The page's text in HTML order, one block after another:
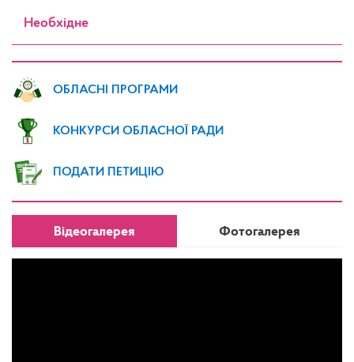
Необхідне
ОБЛАСНІ ПРОГРАМИ
КОНКУРСИ ОБЛАСНОЇ РАДИ
ПОДАТИ ПЕТИЦІЮ
Відеогалерея Фотогалерея